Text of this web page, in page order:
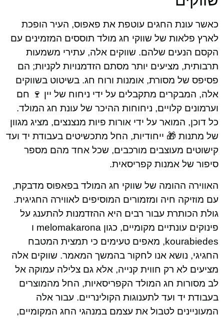
כאשר עונת החגים עוטפת את פאפוס, העיר הופכת
לארץ פלאות של שווקי חג מולד תוססים המזמינים עם
הקסם הנעים שלהם. שווקים אלה, עתירי משמעות
תרבותית, מציעים יותר מסתם הזדמנויות לקניות; הם
פסיפס של מסורת, אומנות ורוח חג. בשיטוט בשווקים
אלה, המבקרים מתקבלים על ידי ניחוח של יין 🍷 חם
וערמונים קלויים, ניחוחות ההיכר של עונת חג המולד.
כל דוכן, המואר על ידי אורות פיות מנצנצים, מציג מגוון
של מתנות 🎁 ייחודיות, החל מתכשיטים בעבודת יד ועד
קישוטים מעוצבים מורכבים, שכל אחד מהם מספר
סיפור של אמנות קפריסאית.
האווירה ההומה של שווקי חג המולד בפאפוס מדבקת,
עם מוזיקה חיה ומזמורים המוסיפים לאווירה החגיגית.
גולת הכותרת עבור רבים היא ההזדמנות להתענג על
פינוקים עונתיים מקומיים, כגון melomakarona ו
kourabiedes, מאפים טעימים כי תמצית המטבח
החגיגי, נושא אנו לחקור בהמשך המאמר. שווקים אלה
מציעים לא רק חווית קנייה, אלא גם צלילה עמוקה אל
לב מסורות חג המולד הקפריסאיות, החל מהמוצרים
בעבודת יד ועד לתענוגות הקולינריים. עבור אלה
המעוניינים לטבול את עצמם במנהגי החג המקומיים,